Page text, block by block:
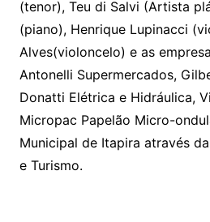
(tenor), Teu di Salvi (Artista
(piano), Henrique Lupinacci
Alves(violoncelo) e as
Antonelli Supermercados,
Donatti Elétrica e Hidráulica,
Micropac Papelão Micro-
Municipal de Itapira através
e Turismo.